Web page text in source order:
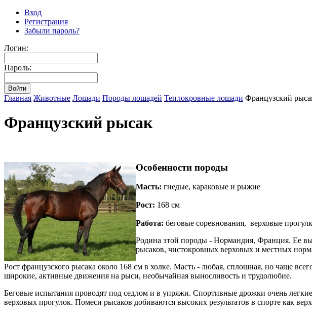
Вход
Регистрация
Забыли пароль?
Логин:
Пароль:
Главная Животные Лошади Породы лошадей Теплокровные лошади Французский
Французский рысак
Особенности породы
Масть: гнедые, караковые и рыжие
Рост: 168 см
Работа: беговые соревнования, верховые
Родина этой породы - Нормандия, Франция. Ее
рысаков, чистокровных верховых и местных
Рост французского рысака около 168 см в холке. Масть - любая, сплошная, но чаще
широкие, активные движения на рыси, необычайная выносливость и трудолюбие.
Беговые испытания проводят под седлом и в упряжи. Спортивные дрожки очень
верховых прогулок. Помеси рысаков добиваются высоких результатов в спорте как